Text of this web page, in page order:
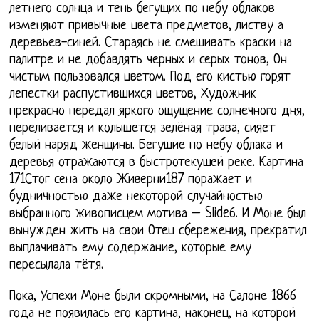
летнего солнца и тень бегущих по небу облаков
изменяют привычные цвета предметов, листву а
деревьев-синей. Стараясь не смешивать краски на
палитре и не добавлять черных и серых тонов, Он
чистым пользовался цветом. Под его кистью горят
лепестки распустившихся цветов, Художник
прекрасно передал яркого ощущение солнечного дня,
переливается и колышется зелёная трава, сияет
белый наряд женщины. Бегущие по небу облака и
деревья отражаются в быстротекущей реке. Картина
171Стог сена около Живерни187 поражает и
будничностью даже некоторой случайностью
выбранного живописцем мотива – Slide6. И Моне был
вынужден жить на свои Отец сбережения, прекратил
выплачивать ему содержание, которые ему
пересылала тётя.
Пока, Успехи Моне были скромными, на Салоне 1866
года не появилась его картина, наконец, на которой